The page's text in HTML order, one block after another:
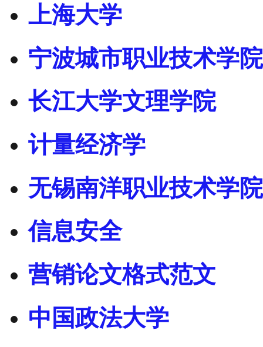
上海大学
宁波城市职业技术学院
长江大学文理学院
计量经济学
无锡南洋职业技术学院
信息安全
营销论文格式范文
中国政法大学